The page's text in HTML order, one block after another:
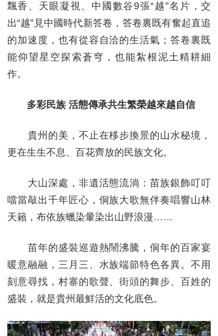
飄香、天眼凝視、中國數谷9張“越”名片，交
出“越”見中國時代新答卷，答卷裏既有奮起直追
的加速度，也有從容自洽的生活氣；答卷裏既
能仰望星空探索蒼穹，也能紮根泥土精耕細
作。
多彩民族 活態傳承共生繁榮越來越自信
貴州的美，不止在移步換景的山水秘境，
更在生生不息、百花齊放的民族文化。
大山深處，非遺活態流淌：苗族銀飾叮叮
噹當敲出千年匠心，侗族大歌無伴奏唱響山林
天籟，布依族蠟染暈染出山野浪漫……
苗年的盛裝巡遊熱鬧沸騰，侗年的百家宴
暖意融融，三月三、水族端節特色各異。不用
刻意尋找，村寨的歌聲、街頭的舞步、百姓的
盛裝，就是貴州最鮮活的文化底色。